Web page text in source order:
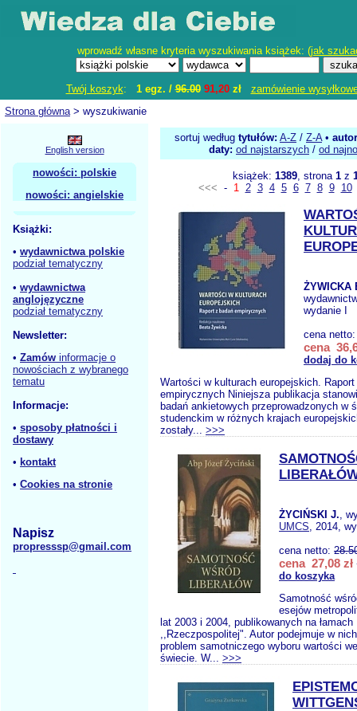
wprowadź własne kryteria wyszukiwania książek: (jak
Twój koszyk: 1 egz. /96.00 91,20zł
zamówienie
Strona główna> wyszukiwanie
English version
nowości: polskie
nowości: angielskie
Książki:
• wydawnictwa polskie
podział tematyczny
• wydawnictwa
anglojęzyczne
podział tematyczny
Newsletter:
• Zamów informacje o
nowościach z wybranego
tematu
Informacje:
• sposoby płatności i
dostawy
• kontakt
• Cookies na stronie
Napisz
propresssp@gmail.com
sortuj według tytułów: A-Z / Z-A•
daty: od najstarszych / od
książek: 1389, strona 1z
<<< - 1 2 3 4 5 6 7 8 9 10
ŻYWICKA
wydanie I
cena
cena
dodaj do
Wartości w kulturach europejskich.
empirycznych Niniejsza publikacja
badań ankietowych przeprowadzonych w
studenckim w różnych krajach
zostały... >>>
ŻYCIŃSKI J.,
UMCS, 2014,
cena netto:
cena 27,08 zł
do koszyka
Samotność
esejów
lat 2003 i 2004, publikowanych na łamach
,,Rzeczpospolitej". Autor podejmuje w
problem samotniczego wyboru wartości
świecie. W... >>>